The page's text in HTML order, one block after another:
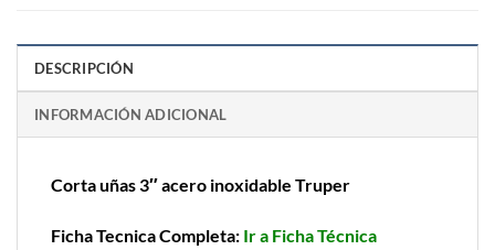
DESCRIPCIÓN
INFORMACIÓN ADICIONAL
Corta uñas 3″ acero inoxidable Truper
Ficha Tecnica Completa: Ir a Ficha Técnica